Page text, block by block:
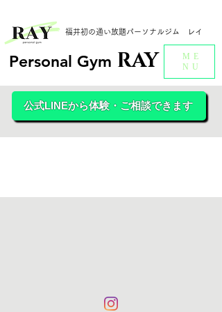
Personal Gym RAY
ME
NU
福井初の通い放題パーソナルジム レイ
公式LINEから体験・ご相談できます